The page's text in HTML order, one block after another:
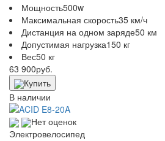
Мощность500w
Максимальная скорость35 км/ч
Дистанция на одном заряде50 км
Допустимая нагрузка150 кг
Вес50 кг
63 900руб.
Купить
В наличии
Нет оценок
Электровелосипед